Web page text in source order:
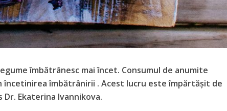
îmbătrânesc mai încet. Consumul de anumite
încetinirea îmbătrânirii . Acest lucru este împărtășit de
Ekaterina Ivannikova.